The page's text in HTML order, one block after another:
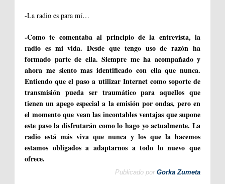
-La radio es para mí…
-Como te comentaba al principio de la entrevista, la
radio es mi vida. Desde que tengo uso de razón ha
formado parte de ella. Siempre me ha acompañado y
ahora me siento mas identificado con ella que nunca.
Entiendo que el paso a utilizar Internet como soporte de
transmisión pueda ser traumático para aquellos que
tienen un apego especial a la emisión por ondas, pero en
el momento que vean las incontables ventajas que supone
este paso la disfrutarán como lo hago yo actualmente. La
radio está más viva que nunca y los que la hacemos
estamos obligados a adaptarnos a todo lo nuevo que
ofrece.
Publicado por Gorka Zumeta